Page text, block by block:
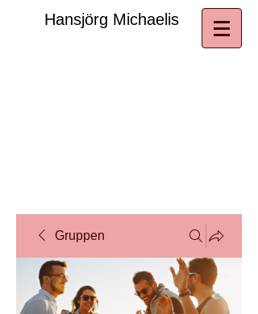
​Hansjörg Michaelis
Gruppen